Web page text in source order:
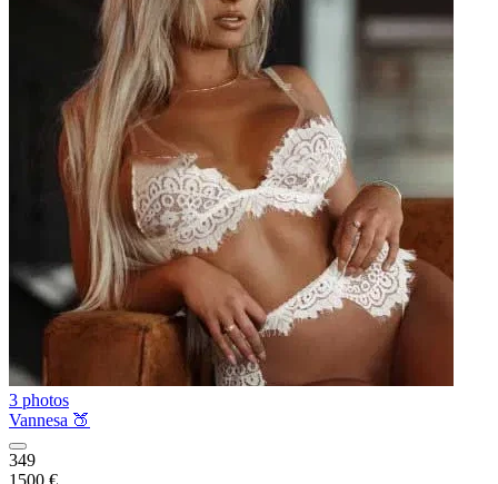
3 photos
Vannesa 🍑
349
1500 €